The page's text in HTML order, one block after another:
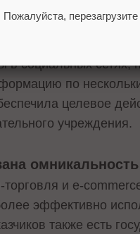
менеджера.
новую
курса.
в социальных
по
целевое
учреждения.
омникальность
и e-
эффективно
также есть
Пожалуйста, перезагрузите